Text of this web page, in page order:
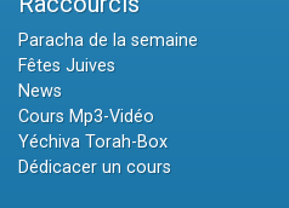
Paracha de la semaine
Fêtes Juives
News
Cours Mp3-Vidéo
Yéchiva Torah-Box
Dédicacer un cours